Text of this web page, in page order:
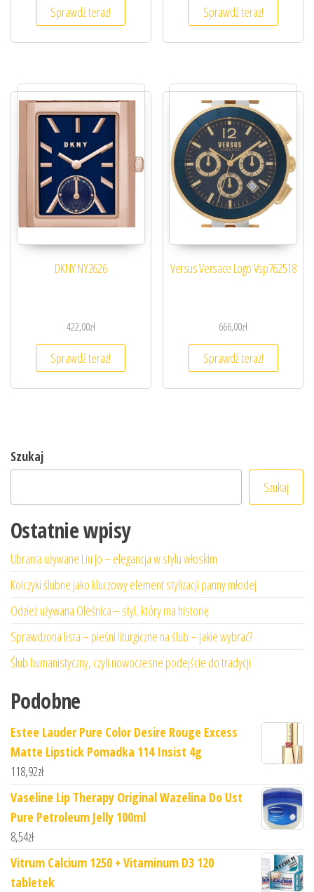
Sprawdź teraz! Sprawdź teraz!
DKNY NY2626
422,00zł
Sprawdź teraz!
Versus Versace Logo Vsp762518
666,00zł
Sprawdź teraz!
Szukaj
Szukaj
Ostatnie wpisy
Ubrania używane Liu Jo – elegancja w stylu włoskim
Kolczyki ślubne jako kluczowy element stylizacji panny młodej
Odzież używana Oleśnica – styl, który ma historię
Sprawdzona lista – pieśni liturgiczne na ślub – jakie wybrać?
Ślub humanistyczny, czyli nowoczesne podejście do tradycji
Podobne
Estee Lauder Pure Color Desire Rouge Excess
Matte Lipstick Pomadka 114 Insist 4g
118,92zł
Vaseline Lip Therapy Original Wazelina Do Ust
Pure Petroleum Jelly 100ml
8,54zł
Vitrum Calcium 1250 + Vitaminum D3 120
tabletek